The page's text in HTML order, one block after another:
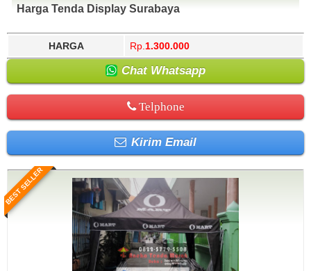
Harga Tenda Display Surabaya
HARGA Rp. 1.300.000
Chat Whatsapp
Telphone
Kirim Email
BEST SELLER